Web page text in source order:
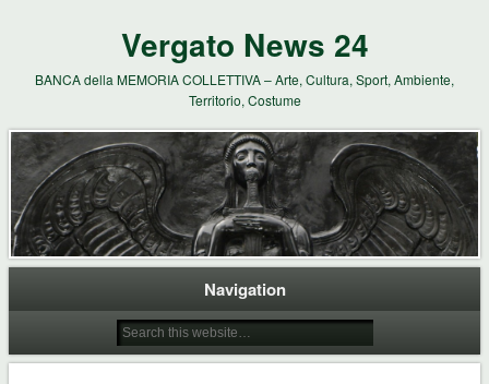
Vergato News 24
BANCA della MEMORIA COLLETTIVA – Arte, Cultura, Sport, Ambiente,
Territorio, Costume
Navigation